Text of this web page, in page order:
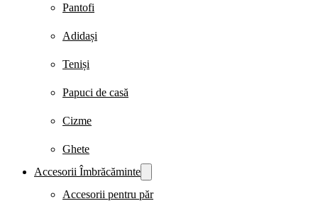
Pantofi
Adidași
Teniși
Papuci de casă
Cizme
Ghete
Accesorii Îmbrăcăminte
Accesorii pentru păr